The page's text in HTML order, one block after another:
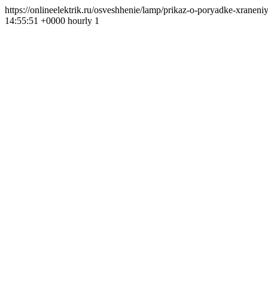
https://onlineelektrik.ru/osveshhenie/lamp/prikaz-o-poryadke-
14:55:51 +0000 hourly 1